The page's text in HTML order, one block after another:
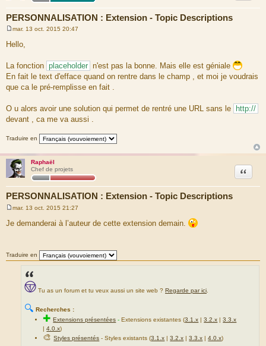
PERSONNALISATION : Extension - Topic Descriptions
e
s
a
g
e
mar. 13 oct. 2015 20:47
Hello,
La fonction placeholder n'est pas la bonne. Mais elle est géniale
En fait le text d'efface quand on rentre dans le champ , et moi je voudrais
que ca le pré-remplisse en fait .
O u alors avoir une solution qui permet de rentré une URL sans le
http://
devant , ca me va aussi .
Traduire en
Raphaël
Chef de projets
PERSONNALISATION : Extension - Topic Descriptions
Citation
s
e
mar. 13 oct. 2015 21:27
Je demanderai à l’auteur de cette extension demain.
Traduire en
Tu as un forum et tu veux aussi un site web ? Regarde par ici.
🔍 Recherches :
✚Extensions présentées -Extensions existantes (3.1.x |3.2.x |3.3.x
|4.0.x)
🎨Styles présentés - Styles existants (3.1.x |3.2.x |3.3.x |4.0.x)